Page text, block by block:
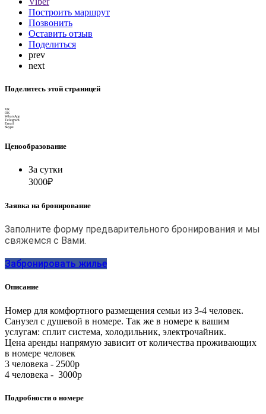
Построить маршрут
Позвонить
Оставить отзыв
Поделиться
prev
next
Поделитесь этой страницей
VK
OK
WhatsApp
Telegram
Email
Skype
Ценообразование
За сутки
3000₽
Заявка на бронирование
Заполните форму предварительного бронирования и мы
свяжемся с Вами.
Забронировать жилье
Описание
Номер для комфортного размещения семьи из 3-4 человек.
Санузел с душевой в номере. Так же в номере к вашим
услугам: сплит система, холодильник, электрочайник.
Цена аренды напрямую зависит от количества проживающих
в номере человек
3 человека - 2500р
4 человека - 3000р
Подробности о номере